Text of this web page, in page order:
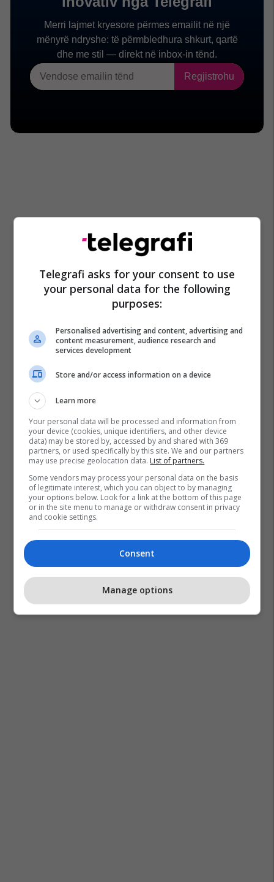
Telegrafi asks for your consent to use
your personal data for the following
purposes:
Personalised advertising and content, advertising and
content measurement, audience research and
services development
Store and/or access information on a device
Learn more
Your personal data will be processed and information from
your device (cookies, unique identifiers, and other device
data) may be stored by, accessed by and shared with 369
partners, or used specifically by this site. We and our partners
may use precise geolocation data. List of partners.
Some vendors may process your personal data on the basis
of legitimate interest, which you can object to by managing
your options below. Look for a link at the bottom of this page
or in the site menu to manage or withdraw consent in privacy
and cookie settings.
Consent
Manage options